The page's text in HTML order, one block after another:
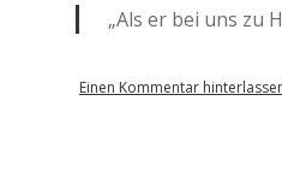
„Als er bei uns zu
Einen Kommentar